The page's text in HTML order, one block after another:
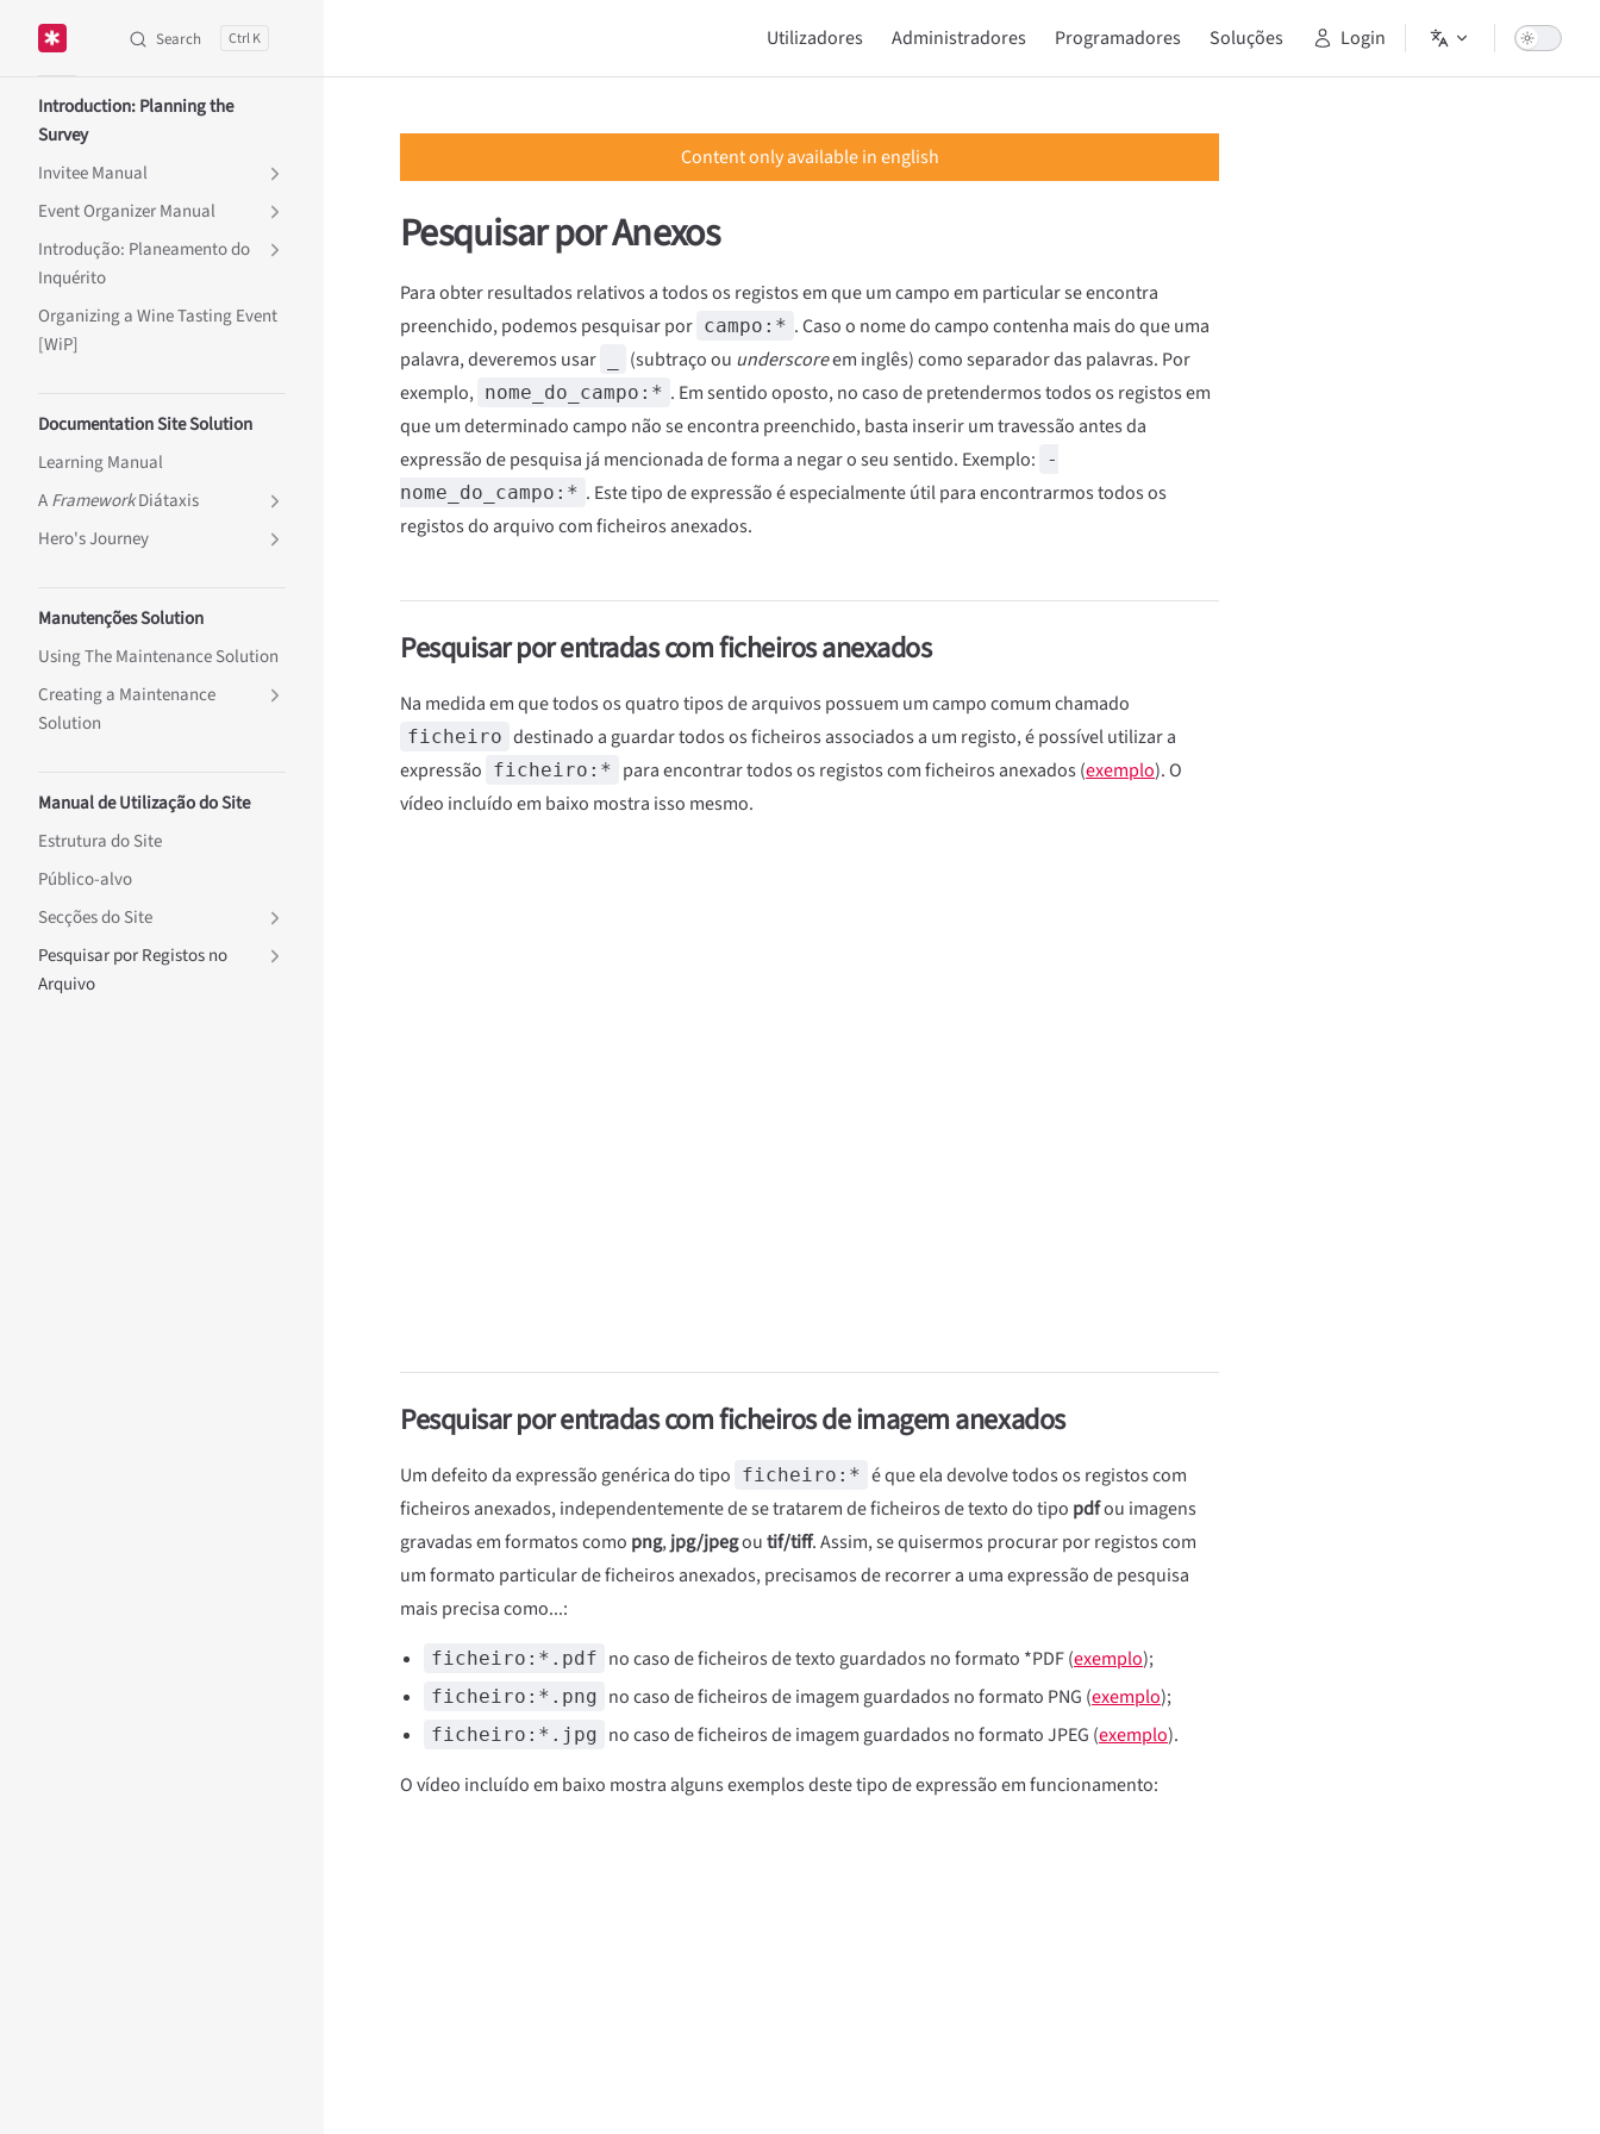
Skip to content Search K
Utilizadores
Administradores Programadores Soluções
Login
Introduction: Planning the
Survey
Invitee Manual
Event Organizer Manual
Introdução: Planeamento do
Inquérito
Organizing a Wine Tasting Event
[WiP]
Documentation Site Solution
Learning Manual
AFrameworkDiátaxis
Hero's Journey
Manutenções Solution
Using The Maintenance Solution
Creating a Maintenance
Solution
Manual de Utilização do Site
Estrutura do Site
Público-alvo
Secções do Site
Pesquisar por Registos no
Arquivo
Content only available in english
Pesquisar por Anexos
Para obter resultados relativos a todos os registos em que um campo em particular se encontra
preenchido, podemos pesquisar por campo:* . Caso o nome do campo contenha mais do que uma
palavra, deveremos usar
(subtraço ou underscoreem inglês) como separador das palavras. Por
exemplo, nome_do_campo:* . Em sentido oposto, no caso de pretendermos todos os registos em
que um determinado campo não se encontra preenchido, basta inserir um travessão antes da
expressão de pesquisa já mencionada de forma a negar o seu sentido. Exemplo:
-
nome_do_campo:* . Este tipo de expressão é especialmente útil para encontrarmos todos os
registos do arquivo com ficheiros anexados.
Pesquisar por entradas com ficheiros anexados
Na medida em que todos os quatro tipos de arquivos possuem um campo comum chamado
ficheiro destinado a guardar todos os ficheiros associados a um registo, é possível utilizar a
expressão ficheiro:* para encontrar todos os registos com ficheiros anexados (exemplo). O
vídeo incluído em baixo mostra isso mesmo.
Pesquisar por entradas com ficheiros de imagem anexados
Um defeito da expressão genérica do tipo ficheiro:* é que ela devolve todos os registos com
ficheiros anexados, independentemente de se tratarem de ficheiros de texto do tipo pdfou imagens
gravadas em formatos como png,jpg/jpegoutif/tiff. Assim, se quisermos procurar por registos com
um formato particular de ficheiros anexados, precisamos de recorrer a uma expressão de pesquisa
mais precisa como...:
ficheiro:*.pdf no caso de ficheiros de texto guardados no formato *PDF (exemplo);
ficheiro:*.png no caso de ficheiros de imagem guardados no formato PNG (exemplo);
ficheiro:*.jpg no caso de ficheiros de imagem guardados no formato JPEG (exemplo).
O vídeo incluído em baixo mostra alguns exemplos deste tipo de expressão em funcionamento: